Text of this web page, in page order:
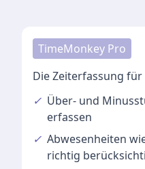
TimeMonkey Pro
Die Zeiterfassung
✓ Über- und
erfassen
✓ Abwesenheiten
richtig